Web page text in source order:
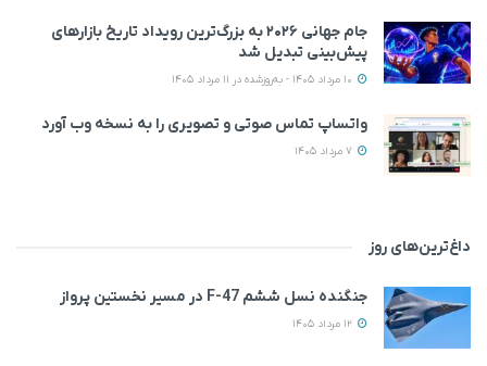
جام جهانی ۲۰۲۶ به بزرگ‌ترین رویداد تاریخ بازارهای
پیش‌بینی تبدیل شد
واتساپ تماس صوتی و تصویری را به نسخه وب آورد
داغ‌ترین‌های روز
جنگنده نسل ششم F-47 در مسیر نخستین پرواز